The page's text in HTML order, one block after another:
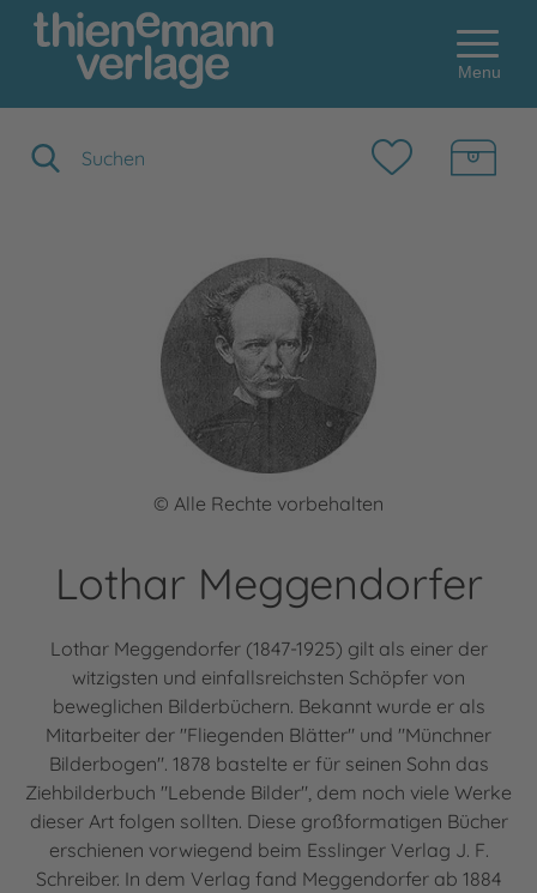
Menu
© Alle Rechte vorbehalten
Lothar Meggendorfer
Lothar Meggendorfer (1847-1925) gilt als einer der
witzigsten und einfallsreichsten Schöpfer von
beweglichen Bilderbüchern. Bekannt wurde er als
Mitarbeiter der "Fliegenden Blätter" und "Münchner
Bilderbogen". 1878 bastelte er für seinen Sohn das
Ziehbilderbuch "Lebende Bilder", dem noch viele Werke
dieser Art folgen sollten. Diese großformatigen Bücher
erschienen vorwiegend beim Esslinger Verlag J. F.
Schreiber. In dem Verlag fand Meggendorfer ab 1884